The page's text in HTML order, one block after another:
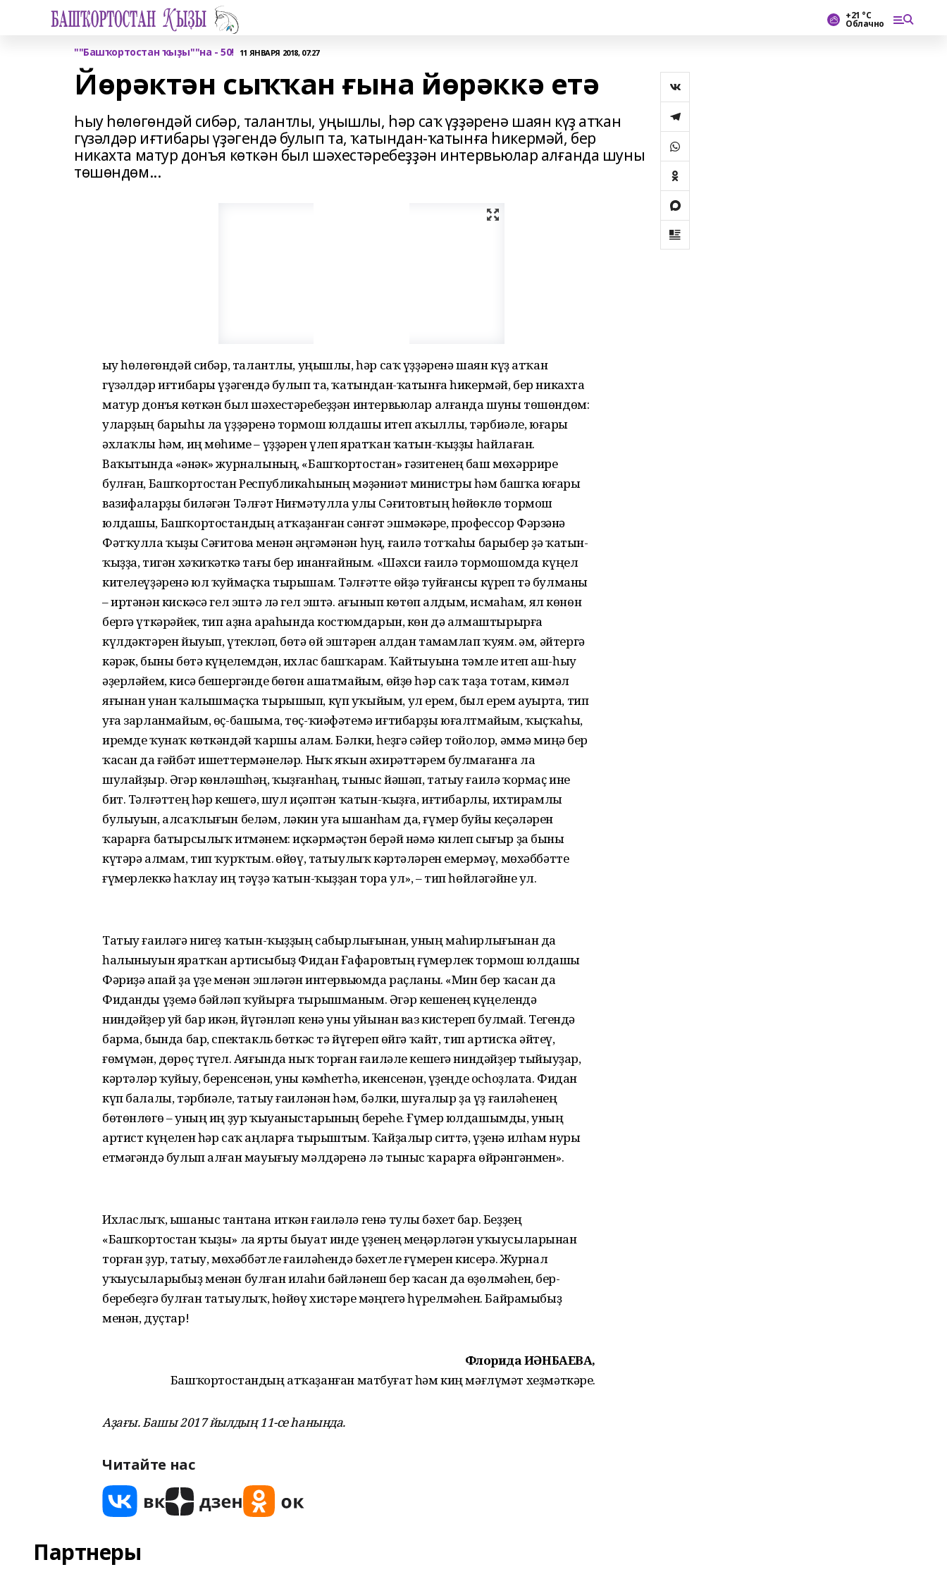
+21 °С
Облачно
""Башҡортостан ҡыҙы""на - 50! 11 ЯНВАРЯ 2018, 07:27
Йөрәктән сыҡҡан ғына йөрәккә етә
Һыу һөлөгөндәй сибәр, талантлы, уңышлы, һәр саҡ үҙҙәренә шаян күҙ атҡан
гүзәлдәр иғтибары үҙәгендә булып та, ҡатындан-ҡатынға һикермәй, бер
никахта матур донъя көткән был шәхестәребеҙҙән интервьюлар алғанда шуны
төшөндөм...
Һыу һөлөгөндәй сибәр, талантлы, уңышлы, һәр саҡ үҙҙәренә шаян күҙ атҡан
гүзәлдәр иғтибары үҙәгендә булып та, ҡатындан-ҡатынға һикермәй, бер никахта
матур донъя көткән был шәхестәребеҙҙән интервьюлар алғанда шуны төшөндөм:
уларҙың барыһы ла үҙҙәренә тормош юлдашы итеп аҡыллы, тәрбиәле, юғары
әхлаҡлы һәм, иң мөһиме – үҙҙәрен үлеп яратҡан ҡатын-ҡыҙҙы һайлаған.
Ваҡытында «Һәнәк» журналының, «Башҡортостан» гәзитенең баш мөхәррире
булған, Башҡортостан Республикаһының мәҙәниәт министры һәм башҡа юғары
вазифаларҙы биләгән Тәлғәт Ниғмәтулла улы Сәғитовтың һөйөклө тормош
юлдашы, Башҡортостандың атҡаҙанған сәнғәт эшмәкәре, профессор Фәрзәнә
Фәтҡулла ҡыҙы Сәғитова менән әңгәмәнән һуң, ғаилә тотҡаһы барыбер ҙә ҡатын-
ҡыҙҙа, тигән хәҡиҡәткә тағы бер инанғайным. «Шәхси ғаилә тормошомда күңел
кителеүҙәренә юл ҡуймаҫҡа тырышам. Тәлғәтте өйҙә туйғансы күреп тә булманы
– иртәнән кискәсә гел эштә лә гел эштә. Һағынып көтөп алдым, исмаһам, ял көнөн
бергә үткәрәйек, тип аҙна араһында костюмдарын, көн дә алмаштырырға
күлдәктәрен йыуып, үтекләп, бөтә өй эштәрен алдан тамамлап ҡуям. Һәм, әйтергә
кәрәк, быны бөтә күңелемдән, ихлас башҡарам. Ҡайтыуына тәмле итеп аш-һыу
әҙерләйем, кисә бешергәнде бөгөн ашатмайым, өйҙө һәр саҡ таҙа тотам, кимәл
яғынан унан ҡалышмаҫҡа тырышып, күп уҡыйым, ул ерем, был ерем ауырта, тип
уға зарланмайым, өҫ-башыма, төҫ-ҡиәфәтемә иғтибарҙы юғалтмайым, ҡыҫҡаһы,
иремде ҡунаҡ көткәндәй ҡаршы алам. Бәлки, һеҙгә сәйер тойолор, әммә миңә бер
ҡасан да ғәйбәт ишеттермәнеләр. Ныҡ яҡын әхирәттәрем булмағанға ла
шулайҙыр. Әгәр көнләшһәң, ҡыҙғанһаң, тыныс йәшәп, татыу ғаилә ҡормаҫ ине
бит. Тәлғәттең һәр кешегә, шул иҫәптән ҡатын-ҡыҙға, иғтибарлы, ихтирамлы
булыуын, алсаҡлығын беләм, ләкин уға ышанһам да, ғүмер буйы кеҫәләрен
ҡарарға батырсылыҡ итмәнем: иҫкәрмәҫтән берәй нәмә килеп сығыр ҙа быны
күтәрә алмам, тип ҡурҡтым. Һөйөү, татыулыҡ кәртәләрен емермәү, мөхәббәтте
ғүмерлеккә һаҡлау иң тәүҙә ҡатын-ҡыҙҙан тора ул», – тип һөйләгәйне ул.
Татыу ғаиләгә нигеҙ ҡатын-ҡыҙҙың сабырлығынан, уның маһирлығынан да
һалыныуын яратҡан артисыбыҙ Фидан Ғафаровтың ғүмерлек тормош юлдашы
Фәриҙә апай ҙа үҙе менән эшләгән интервьюмда раҫланы. «Мин бер ҡасан да
Фиданды үҙемә бәйләп ҡуйырға тырышманым. Әгәр кешенең күңелендә
ниндәйҙер уй бар икән, йүгәнләп кенә уны уйынан ваз кистереп булмай. Тегендә
барма, бында бар, спектакль бөткәс тә йүгереп өйгә ҡайт, тип артисҡа әйтеү,
ғөмүмән, дөрөҫ түгел. Аяғында ныҡ торған ғаиләле кешегә ниндәйҙер тыйыуҙар,
кәртәләр ҡуйыу, беренсенән, уны кәмһетһә, икенсенән, үҙеңде осһоҙлата. Фидан
күп балалы, тәрбиәле, татыу ғаиләнән һәм, бәлки, шуғалыр ҙа үҙ ғаиләһенең
бөтөнлөгө – уның иң ҙур ҡыуаныстарының береһе. Ғүмер юлдашымды, уның
артист күңелен һәр саҡ аңларға тырыштым. Ҡайҙалыр ситтә, үҙенә илһам нуры
етмәгәндә булып алған мауығыу мәлдәренә лә тыныс ҡарарға өйрәнгәнмен».
Ихласлыҡ, ышаныс тантана иткән ғаиләлә генә тулы бәхет бар. Беҙҙең
«Башҡортостан ҡыҙы» ла ярты быуат инде үҙенең меңәрләгән уҡыусыларынан
торған ҙур, татыу, мөхәббәтле ғаиләһендә бәхетле ғүмерен кисерә. Журнал
уҡыусыларыбыҙ менән булған илаһи бәйләнеш бер ҡасан да өҙөлмәһен, бер-
беребеҙгә булған татыулыҡ, һөйөү хистәре мәңгегә һүрелмәһен. Байрамыбыҙ
менән, дуҫтар!
Флорида ИҪӘНБАЕВА,
Башҡортостандың атҡаҙанған матбуғат һәм киң мәғлүмәт хеҙмәткәре.
Аҙағы. Башы 2017 йылдың 11-се һанында.
Читайте нас
Партнеры